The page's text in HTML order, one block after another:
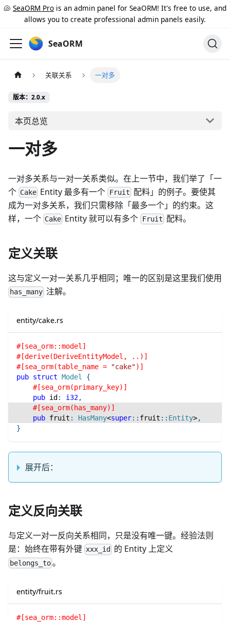
🐚 SeaORM Pro is an admin panel for SeaORM! It's free to use, and
allows you to create professional admin panels easily.
SeaORM
关联关系 一对多
版本：2.0.x
本页总览
一对多
一对多关系与一对一关系类似。在上一节中，我们举了「一
个 Cake Entity 最多有一个 Fruit 配料」的例子。要使其
成为一对多关系，我们只需移除「最多一个」的约束。这
样，一个 Cake Entity 就可以有多个 Fruit 配料。
定义关联
这与定义一对一关系几乎相同；唯一的区别是这里我们使用
has_many 注解。
entity/cake.rs
#[sea_orm::model]
#[derive(DeriveEntityModel, ..)]
#[sea_orm(table_name =
"cake")]
pub struct Model
{
#[sea_orm(primary_key)]
pub id : i32,
#[sea_orm(has_many)]
pub fruit : HasMany<super:: fruit :: Entity>,
}
展开后：
定义反向关联
与定义一对一反向关系相同，只是没有唯一键。经验法则
是：始终在带有外键 xxx_id 的 Entity 上定义
belongs_to 。
entity/fruit.rs
#[sea_orm::model]